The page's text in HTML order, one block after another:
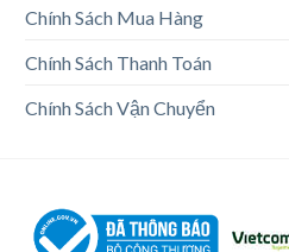
Chính Sách Mua Hàng
Chính Sách Thanh Toán
Chính Sách Vận Chuyển